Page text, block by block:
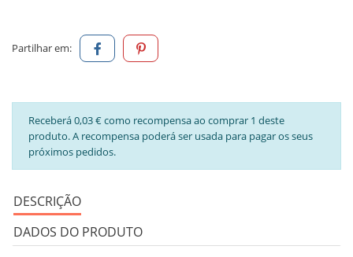
Partilhar em:
Receberá 0,03 € como recompensa ao comprar 1 deste
produto. A recompensa poderá ser usada para pagar os seus
próximos pedidos.
DESCRIÇÃO
DADOS DO PRODUTO